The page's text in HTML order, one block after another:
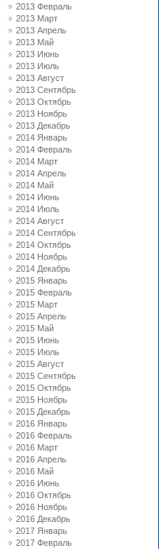
2013 Февраль
2013 Март
2013 Апрель
2013 Май
2013 Июнь
2013 Июль
2013 Август
2013 Сентябрь
2013 Октябрь
2013 Ноябрь
2013 Декабрь
2014 Январь
2014 Февраль
2014 Март
2014 Апрель
2014 Май
2014 Июнь
2014 Июль
2014 Август
2014 Сентябрь
2014 Октябрь
2014 Ноябрь
2014 Декабрь
2015 Январь
2015 Февраль
2015 Март
2015 Апрель
2015 Май
2015 Июнь
2015 Июль
2015 Август
2015 Сентябрь
2015 Октябрь
2015 Ноябрь
2015 Декабрь
2016 Январь
2016 Февраль
2016 Март
2016 Апрель
2016 Май
2016 Июнь
2016 Октябрь
2016 Ноябрь
2016 Декабрь
2017 Январь
2017 Февраль